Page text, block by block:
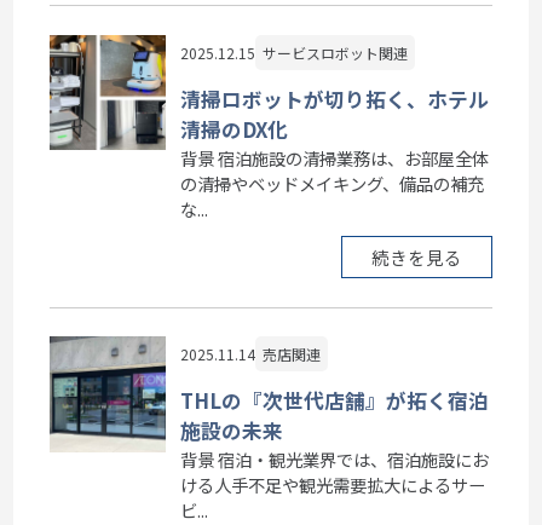
2025.12.15 サービスロボット関連
清掃ロボットが切り拓く、ホテル
清掃のDX化
背景 宿泊施設の清掃業務は、お部屋全体
の清掃やベッドメイキング、備品の補充
な...
続きを見る
2025.11.14 売店関連
THLの『次世代店舗』が拓く宿泊
施設の未来
背景 宿泊・観光業界では、宿泊施設にお
ける人手不足や観光需要拡大によるサー
ビ...